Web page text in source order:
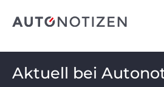
Aktuell bei